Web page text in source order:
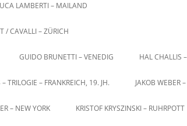
LAMBERTI – MAILAND
/ CAVALLI – ZÜRICH
GUIDO BRUNETTI – VENEDIG HAL CHALLIS
TRILOGIE – FRANKREICH, 19. JH. JAKOB WEBER
– NEW YORK KRISTOF KRYSZINSKI – RUHRPOTT